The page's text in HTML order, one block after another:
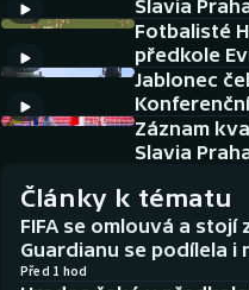
Aplikace ČT sport
AZ kvíz
Slavia
Fotbalisté
předkole
Jablonec
Záznam
Slavia
Články k tématu
FIFA se omlouvá a stojí
Guardianu se podílela
Před 1 hod